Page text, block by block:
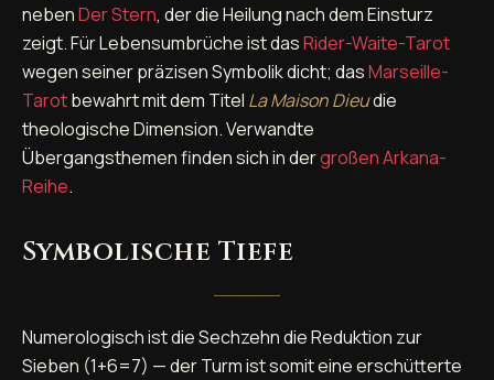
nebenDer Stern, der die Heilung nach dem Einsturz
zeigt. Für Lebensumbrüche ist dasRider-Waite-Tarot
wegen seiner präzisen Symbolik dicht; dasMarseille-
Tarotbewahrt mit dem Titel La Maison Dieudie
theologische Dimension. Verwandte
Übergangsthemen finden sich in dergroßen Arkana-
Reihe.
Symbolische Tiefe
Numerologisch ist die Sechzehn die Reduktion zur
Sieben (1+6=7) — der Turm ist somit eine erschütterte